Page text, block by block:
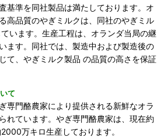
基準を同社製品は満たしております。オ
高品質のやぎミルクは、同社のやぎミル
います。生産工程は、オランダ当局の継
ます。同社では、製造中および製造後の
て、やぎミルク製品 の品質の高さを保証
て
専門酪農家により提供される新鮮なオラ
れています。やぎ専門酪農家は、現在約
万キロ生産しております。